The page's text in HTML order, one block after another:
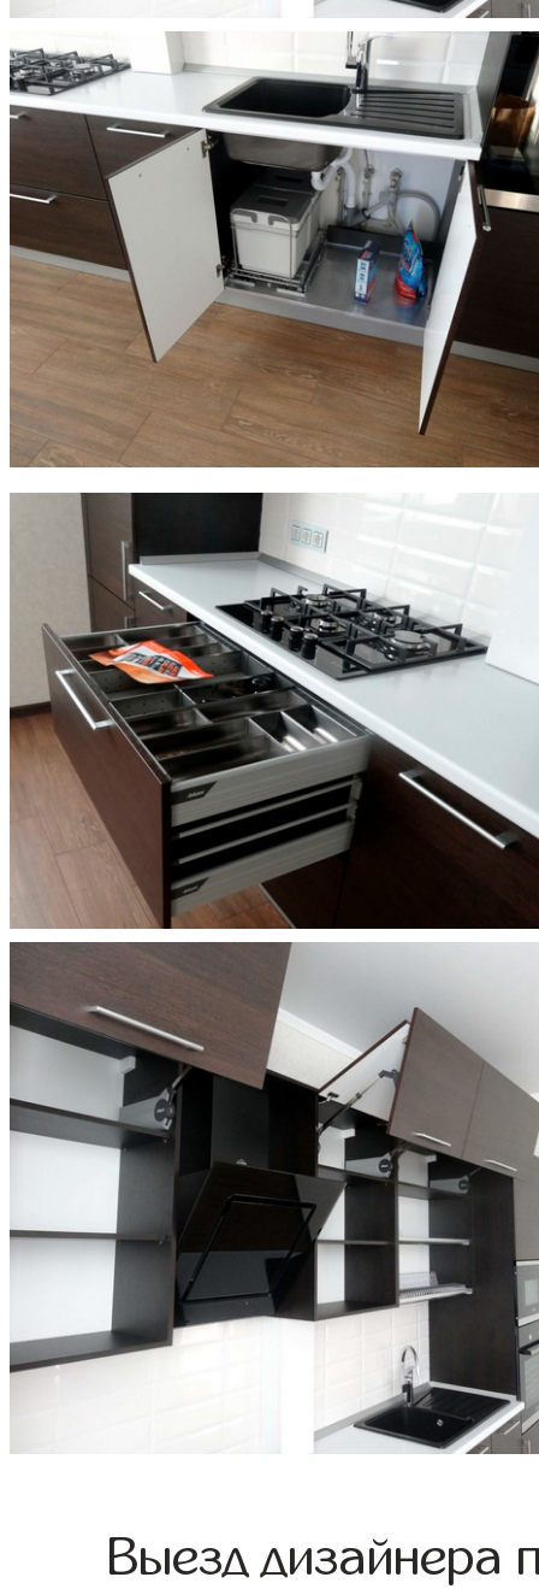
Выезд дизайнера